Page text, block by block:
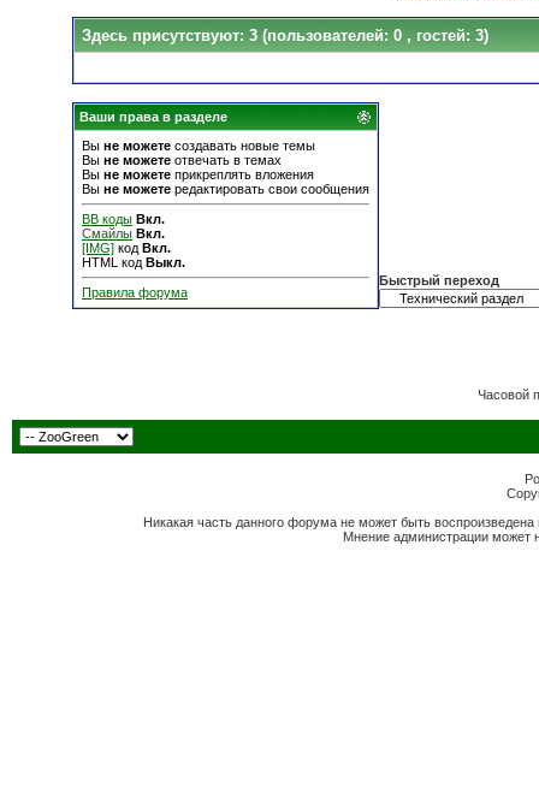
Здесь присутствуют: 3 (пользователей: 0 , гостей: 3)
Ваши права в разделе
Вы не можете создавать новые темы
Вы не можете отвечать в темах
Вы не можете прикреплять вложения
Вы не можете редактировать свои сообщения
BB коды Вкл.
Смайлы Вкл.
[IMG] код Вкл.
HTML код Выкл.
Правила форума
Быстрый переход
Часовой
Никакая часть данного форума не может быть
Мнение администрации может